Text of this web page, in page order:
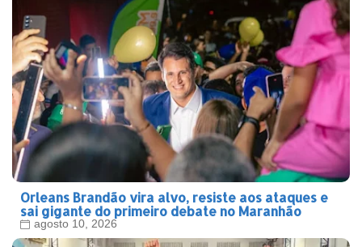
Orleans Brandão vira alvo, resiste aos ataques e
sai gigante do primeiro debate no Maranhão
agosto 10, 2026